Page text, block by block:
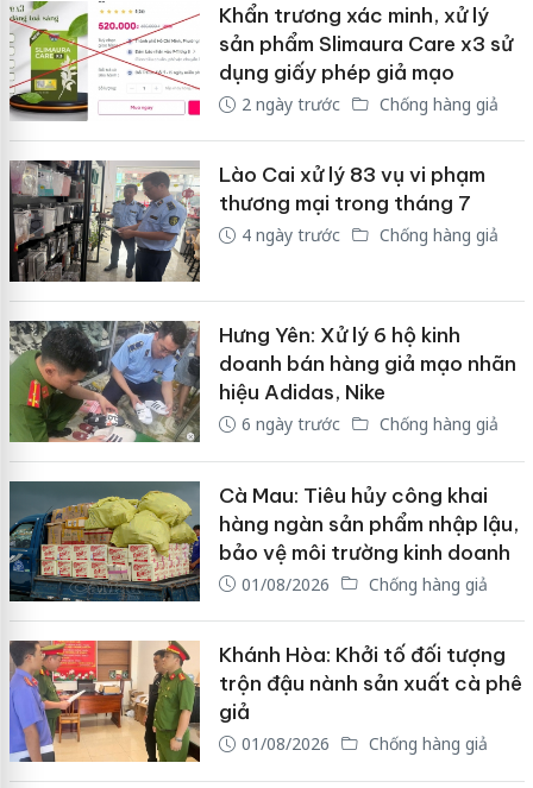
Khẩn trương xác minh, xử lý
sản phẩm Slimaura Care x3 sử
dụng giấy phép giả mạo
2 ngày trước Chống hàng giả
Lào Cai xử lý 83 vụ vi phạm
thương mại trong tháng 7
4 ngày trước Chống hàng giả
Hưng Yên: Xử lý 6 hộ kinh
doanh bán hàng giả mạo nhãn
hiệu Adidas, Nike
6 ngày trước Chống hàng giả
Cà Mau: Tiêu hủy công khai
hàng ngàn sản phẩm nhập lậu,
bảo vệ môi trường kinh doanh
01/08/2026 Chống hàng giả
Khánh Hòa: Khởi tố đối tượng
trộn đậu nành sản xuất cà phê
giả
01/08/2026 Chống hàng giả